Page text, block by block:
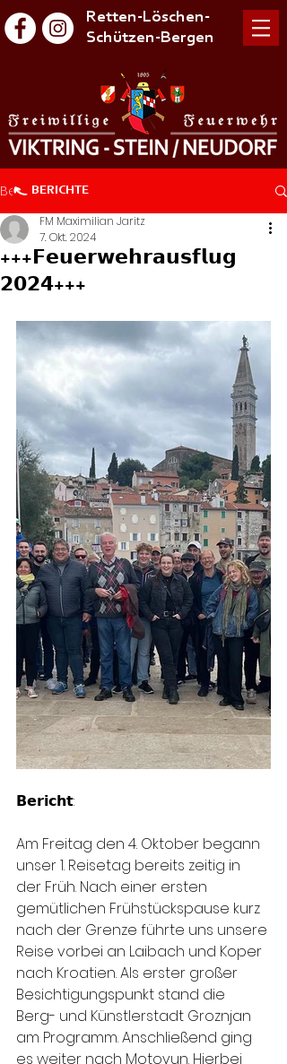
Retten-Löschen-
Schützen-Bergen
Beitrag
+++𝗙𝗲𝘂𝗲𝗿𝘄𝗲𝗵𝗿𝗮𝘂𝘀𝗳𝗹𝘂𝗴
𝟮𝟬𝟮𝟰+++
FM Maximilian Jaritz
7. Okt. 2024
𝗕𝗲𝗿𝗶𝗰𝗵𝘁:
Am Freitag den 4. Oktober begann
unser 1. Reisetag bereits zeitig in
der Früh. Nach einer ersten
gemütlichen Frühstückspause kurz
nach der Grenze führte uns unsere
Reise vorbei an Laibach und Koper
nach Kroatien. Als erster großer
Besichtigungspunkt stand die
Berg- und Künstlerstadt Groznjan
am Programm. Anschließend ging
es weiter nach Motovun. Hierbei
BERICHTE